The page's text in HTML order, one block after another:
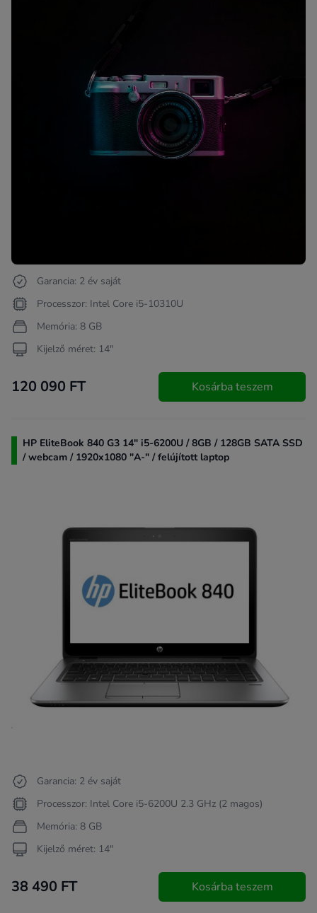
Garancia: 2 év saját
Processzor: Intel Core i5-10310U
Memória: 8 GB
Kijelző méret: 14"
120 090 FT Kosárba teszem
HP EliteBook 840 G3 14" i5-6200U / 8GB / 128GB SATA SSD
/ webcam / 1920x1080 "A-" / felújított laptop
Garancia: 2 év saját
Processzor: Intel Core i5-6200U 2.3 GHz (2 magos)
Memória: 8 GB
Kijelző méret: 14"
38 490 FT Kosárba teszem